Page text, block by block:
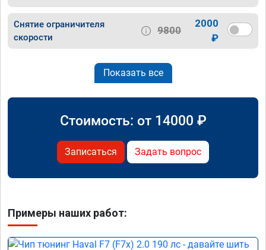
Снятие ограничителя
скорости
9800
2000
₽
Показать все
Стоимость: от 14000 ₽
Записаться Задать вопрос
Примеры наших работ: